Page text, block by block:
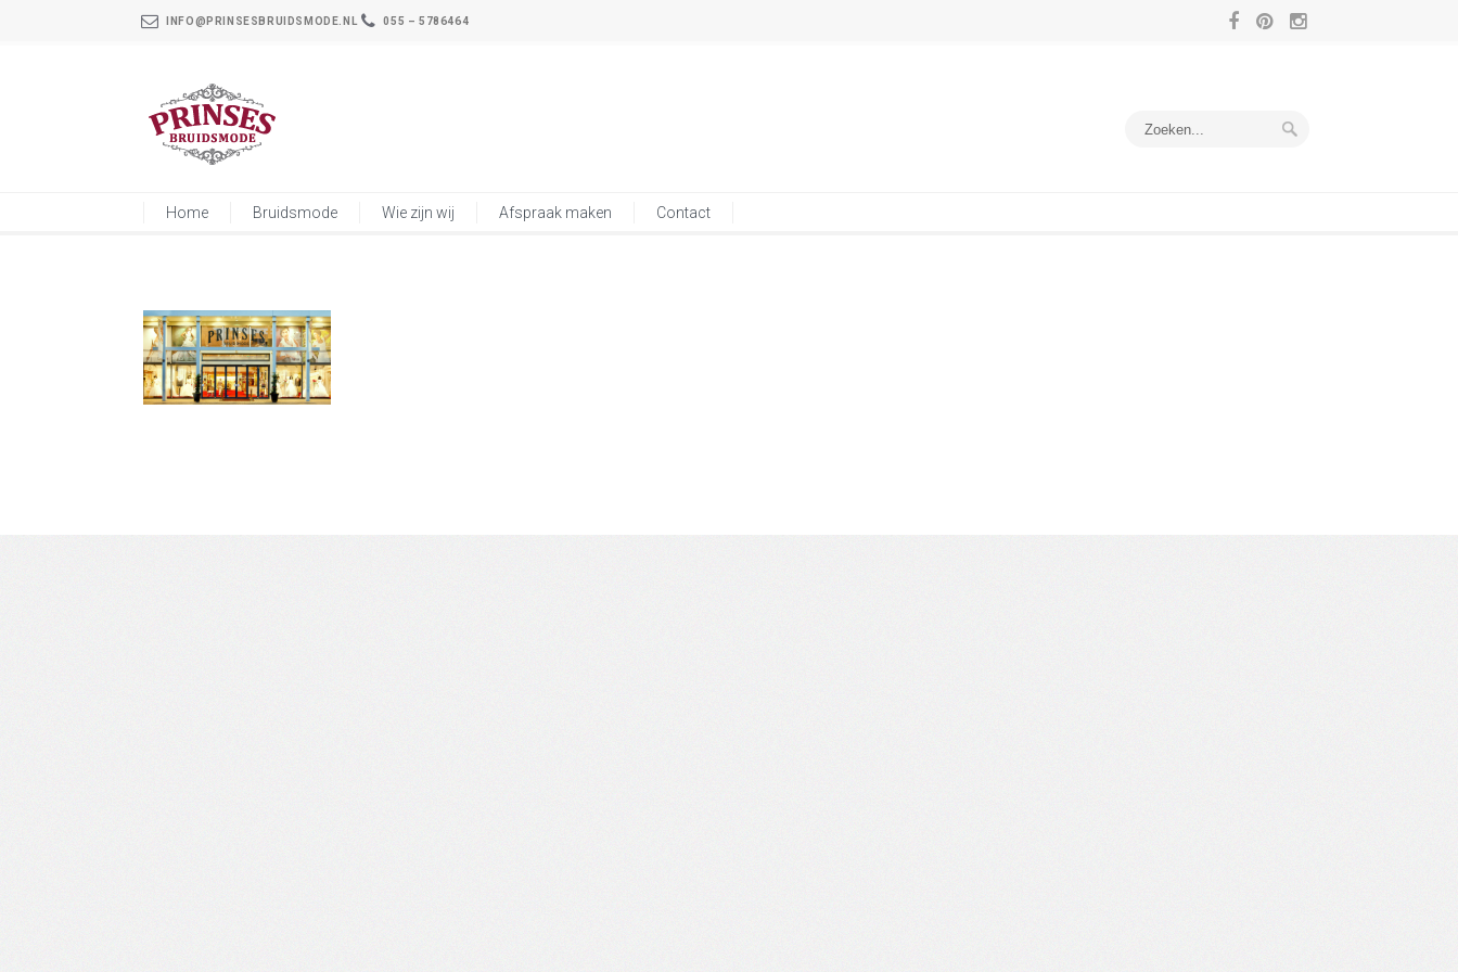
INFO@PRINSESBRUIDSMODE.NL 055 – 5786464
Home Bruidsmode Wie zijn wij Afspraak maken Contact